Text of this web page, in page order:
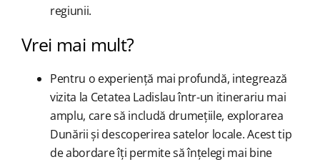
regiunii.
Vrei mai mult?
Pentru o experiență mai profundă, integrează
vizita la Cetatea Ladislau într-un itinerariu mai
amplu, care să includă drumețiile, explorarea
Dunării și descoperirea satelor locale. Acest tip
de abordare îți permite să înțelegi mai bine